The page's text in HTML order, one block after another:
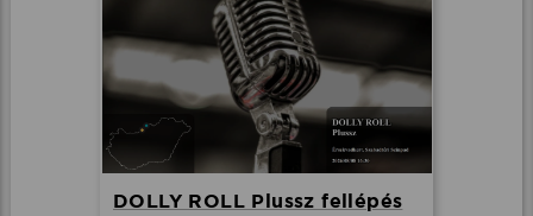
DOLLY ROLL Plussz fellépés